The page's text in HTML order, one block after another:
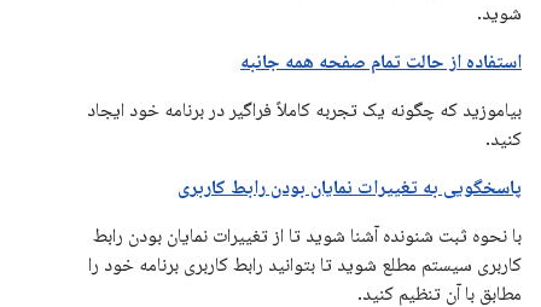
شوید.
استفاده از حالت تمام صفحه همه جانبه
بیاموزید که چگونه یک تجربه کاملاً فراگیر در برنامه خود ایجاد
کنید.
پاسخگویی به تغییرات نمایان بودن رابط کاربری
با نحوه ثبت شنونده آشنا شوید تا از تغییرات نمایان بودن رابط
کاربری سیستم مطلع شوید تا بتوانید رابط کاربری برنامه خود را
مطابق با آن تنظیم کنید.